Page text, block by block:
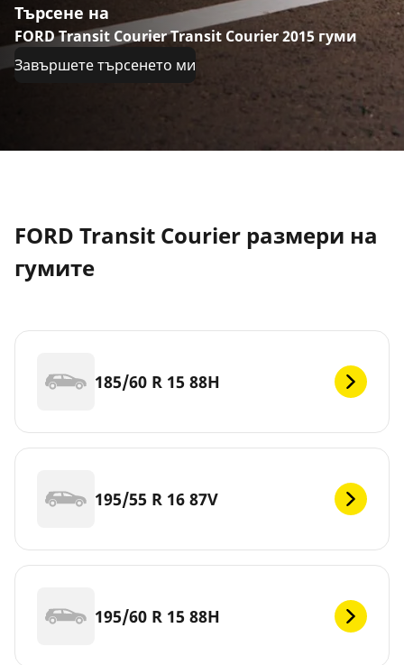
Търсене на
FORD Transit Courier Transit Courier 2015 гуми
Завършете търсенето ми
FORD Transit Courier размери на
гумите
185/60 R 15 88H
195/55 R 16 87V
195/60 R 15 88H